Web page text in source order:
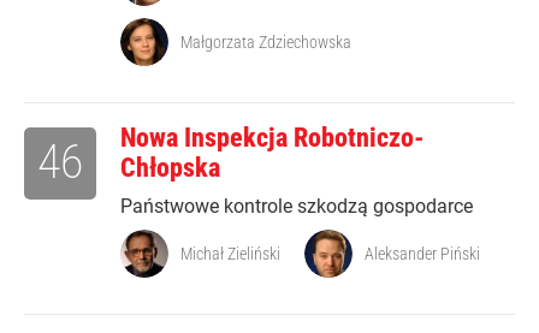
Małgorzata Zdziechowska
Nowa Inspekcja Robotniczo-
Chłopska
Państwowe kontrole szkodzą gospodarce
46
Michał Zieliński Aleksander Piński